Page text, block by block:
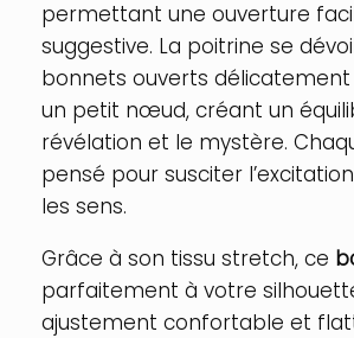
permettant une ouverture
suggestive. La poitrine se
bonnets ouverts
un petit nœud, créant un
révélation et le mystère.
pensé pour susciter
les sens.
Grâce à son tissu stretch, ce
parfaitement à votre
ajustement confortable et